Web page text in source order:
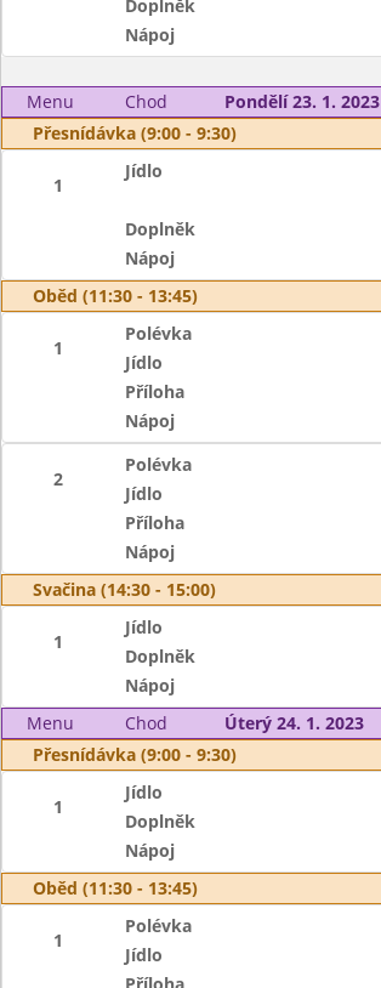
Doplněk
Nápoj
Menu Chod
Pondělí 23. 1. 2023
Přesnídávka (9:00 - 9:30)
1
Jídlo
Doplněk
Nápoj
Oběd (11:30 - 13:45)
1
Polévka
Jídlo
Příloha
Nápoj
2
Polévka
Jídlo
Příloha
Nápoj
Svačina (14:30 - 15:00)
1
Jídlo
Doplněk
Nápoj
Menu
Chod
Úterý 24. 1. 2023
Přesnídávka (9:00 - 9:30)
1
Jídlo
Doplněk
Nápoj
Oběd (11:30 - 13:45)
1
Polévka
Jídlo